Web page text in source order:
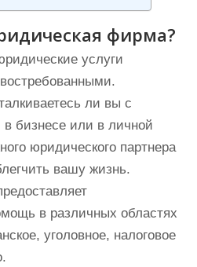
фирма?
услуги
ли вы с
бизнесе или в личной
юридического партнера
вашу жизнь.
в различных областях
уголовное, налоговое